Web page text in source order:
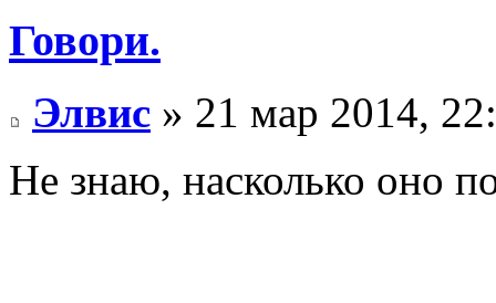
Говори.
Элвис » 21 мар 2014,
Не знаю, насколько оно